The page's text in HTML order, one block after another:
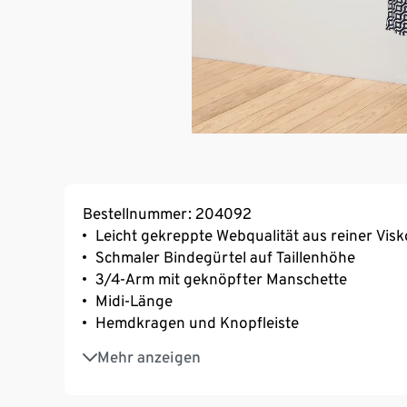
Bestellnummer: 204092
Leicht gekreppte Webqualität aus reiner
Schmaler Bindegürtel auf Taillenhöhe
3/4-Arm mit geknöpfter Manschette
Midi-Länge
Hemdkragen und Knopfleiste
Mehr anzeigen
Brustabnäher für eine optimale Passform
Knöpfe in Perlmuttoptik